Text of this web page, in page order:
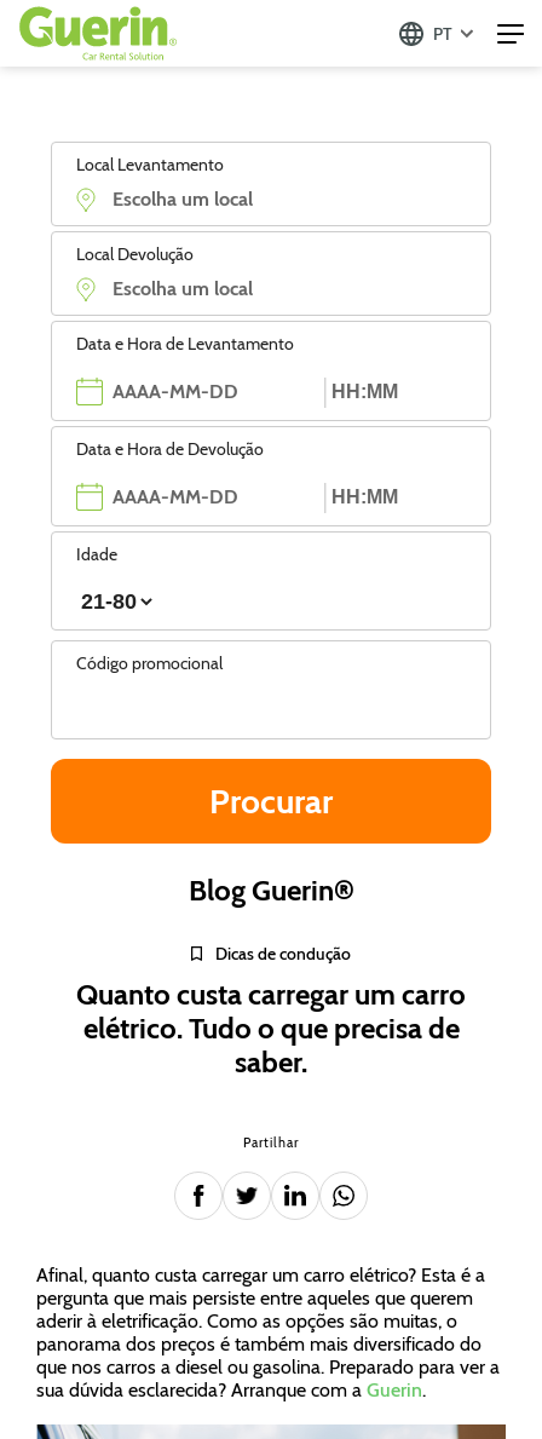
PT
Local Levantamento
Local Devolução
Data e Hora de Levantamento
Data e Hora de Devolução
Idade
Código promocional
Blog Guerin®
Dicas de condução
Quanto custa carregar um carro
elétrico. Tudo o que precisa de
saber.
Partilhar
Afinal, quanto custa carregar um carro elétrico? Esta é a
pergunta que mais persiste entre aqueles que querem
aderir à eletrificação. Como as opções são muitas, o
panorama dos preços é também mais diversificado do
que nos carros a diesel ou gasolina. Preparado para ver a
sua dúvida esclarecida? Arranque com a Guerin.